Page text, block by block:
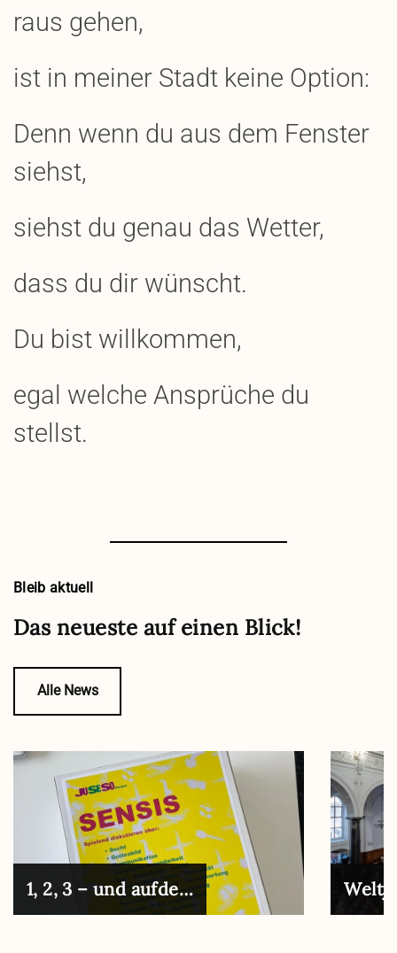
raus gehen,
ist in meiner Stadt keine Option:
Denn wenn du aus dem Fenster
siehst,
siehst du genau das Wetter,
dass du dir wünscht.
Du bist willkommen,
egal welche Ansprüche du
stellst.
Bleib aktuell
Das neueste auf einen Blick!
Alle News
1, 2, 3 – und aufde…